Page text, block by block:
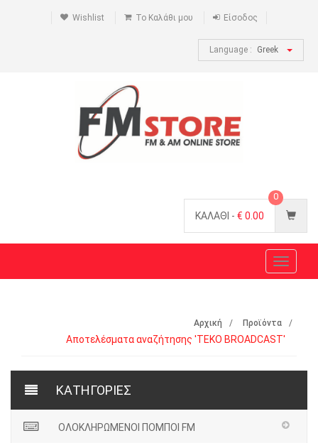
Wishlist Το Καλάθι μου Είσοδος
Language : Greek
ΚΑΛΑΘΙ - € 0.00
0
Toggle
Αρχική Προϊόντα
Αποτελέσματα αναζήτησης 'ΤΕΚΟ BROADCAST'
ΚΑΤΗΓΟΡΙΕΣ
ΟΛΟΚΛΗΡΩΜΕΝΟΙ ΠΟΜΠΟΙ FM